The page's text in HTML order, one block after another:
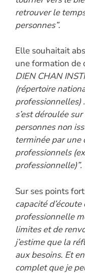
retrouver le
personnes”.
Elle souhaitait
une formation de
DIEN CHAN
(répertoire
professionnelles)
s’est déroulée
personnes non
terminée par
professionnels
professionnelle)”.
Sur ses points
capacité
professionnelle
limites et de
j’estime que la
aux besoins. Et
complet que je